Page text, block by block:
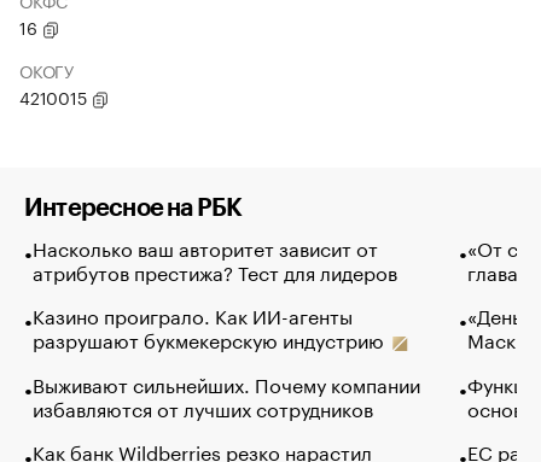
16
ОКОГУ
4210015
Интересное на РБК
Насколько ваш авторитет зависит от
атрибутов престижа? Тест для лидеров
Казино проиграло. Как ИИ-агенты
разрушают букмекерскую индустрию
Выживают сильнейших. Почему компании
избавляются от лучших сотрудников
Как банк Wildberries резко нарастил
«От
глава
Маск в
основ
ЕС